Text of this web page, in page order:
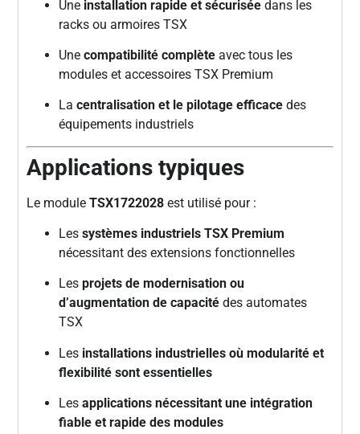
Une installation rapide et sécurisée dans les
racks ou armoires TSX
Unecompatibilité complète avec tous les
modules et accessoires TSX Premium
Lacentralisation et le pilotage efficace des
équipements industriels
Applications typiques
Le moduleTSX1722028 est utilisé pour :
Lessystèmes industriels TSX Premium
nécessitant des extensions fonctionnelles
Lesprojets de modernisation ou
d’augmentation de capacité des automates
TSX
Les installations industrielles où modularité et
flexibilité sont essentielles
Lesapplications nécessitant une intégration
fiable et rapide des modules